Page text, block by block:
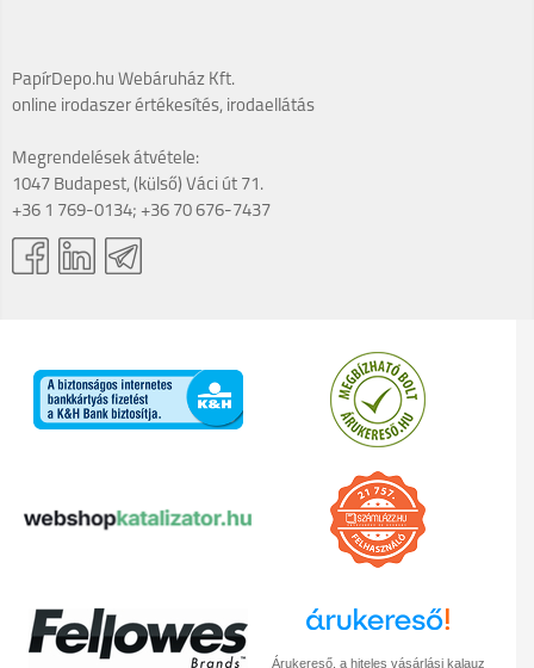
PapírDepo.hu Webáruház Kft.
online irodaszer értékesítés, irodaellátás
Megrendelések átvétele:
1047 Budapest, (külső) Váci út 71.
+36 1 769-0134; +36 70 676-7437
Árukereső, a hiteles vásárlási kalauz